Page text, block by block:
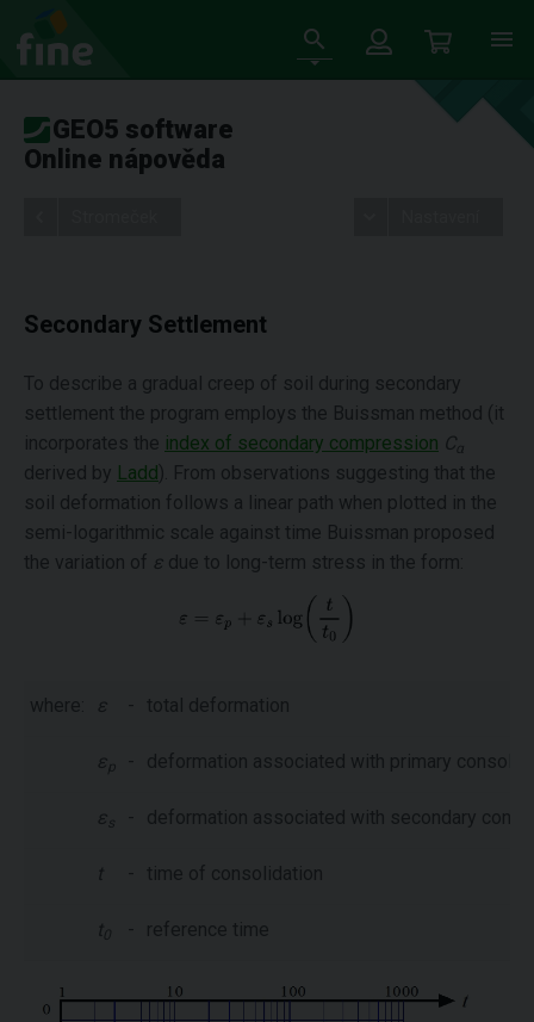
GEO5 software
Online nápověda
Secondary Settlement
To describe a gradual creep of soil during secondary
settlement the program employs the Buissman method (it
incorporates the index of secondary compression Cα
derived by Ladd). From observations suggesting that the
soil deformation follows a linear path when plotted in the
semi-logarithmic scale against time Buissman proposed
the variation of ε due to long-term stress in the form:
where: ε - total deformation
ε p - deformation associated with primary
ε s - deformation associated with secondary
t - time of consolidation
t - reference time